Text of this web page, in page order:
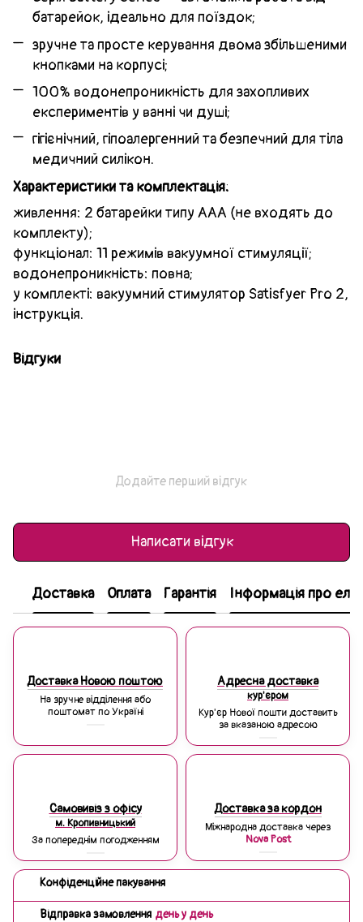
батарейок, ідеально для поїздок;
зручне та просте керування двома збільшеними
кнопками на корпусі;
100% водонепроникність для захопливих
експериментів у ванні чи душі;
гігієнічний, гіпоалергенний та безпечний для тіла
медичний силікон.
Характеристики та комплектація:
живлення: 2 батарейки типу ААА (не входять до
комплекту);
функціонал: 11 режимів вакуумної стимуляції;
водонепроникність: повна;
у комплекті: вакуумний стимулятор Satisfyer Pro 2,
інструкція.
Відгуки
Додайте перший відгук
Написати відгук
Доставка Оплата Гарантія Інформація про
Доставка Новою поштою
На зручне відділення або
поштомат по Україні
Адресна доставка
кур'єром
Кур'єр Нової пошти доставить
за вказаною адресою
Самовивіз з офісу
м. Кропивницький
За попереднім погодженням
Доставка за кордон
Міжнародна доставка через
Nova Post
Конфіденційне пакування
Відправка замовлення день у день